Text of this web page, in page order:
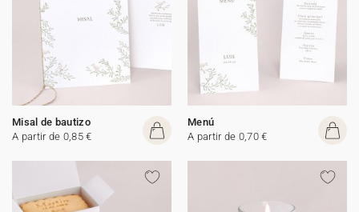
Misal de bautizo
A partir de 0,85 €
Menú
A partir de 0,70 €